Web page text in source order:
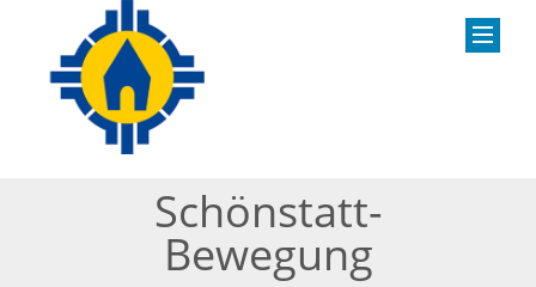
Schönstatt-
Bewegung